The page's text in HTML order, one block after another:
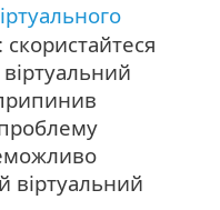
скористайтеся
припинив
віртуальний